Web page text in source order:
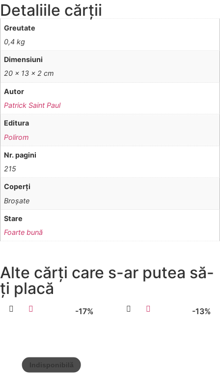
Detaliile cărții
Greutate
0,4 kg
Dimensiuni
20 × 13 × 2 cm
Autor
Patrick Saint Paul
Editura
Polirom
Nr. pagini
215
Coperţi
Broşate
Stare
Foarte bună
Alte cărți care s-ar putea să-
ți placă
-17% -13%